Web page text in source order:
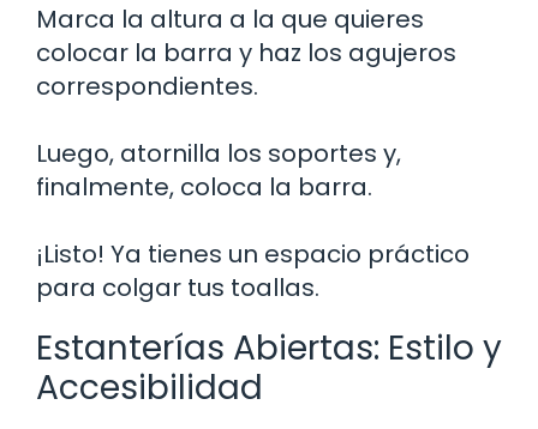
Marca la altura a la que quieres
colocar la barra y haz los agujeros
correspondientes.
Luego, atornilla los soportes y,
finalmente, coloca la barra.
¡Listo! Ya tienes un espacio práctico
para colgar tus toallas.
Estanterías Abiertas: Estilo y
Accesibilidad